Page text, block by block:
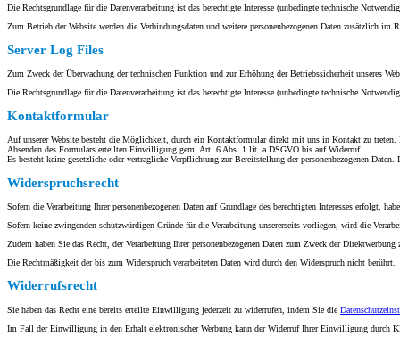
Die Rechtsgrundlage für die Datenverarbeitung ist das berechtigte Interesse (unbedingte technische
Zum Betrieb der Website werden die Verbindungsdaten und weitere personenbezogenen Daten zusätzlich
Server Log Files
Zum Zweck der Überwachung der technischen Funktion und zur Erhöhung der Betriebssicherheit unseres
Die Rechtsgrundlage für die Datenverarbeitung ist das berechtigte Interesse (unbedingte technische
Kontaktformular
Auf unserer Website besteht die Möglichkeit, durch ein Kontaktformular direkt mit uns in Kontakt zu treten.
Absenden des Formulars erteilten Einwilligung gem. Art. 6 Abs. 1 lit. a DSGVO bis auf Widerruf.
Es besteht keine gesetzliche oder vertragliche Verpflichtung zur Bereitstellung der personenbezogenen
Widerspruchsrecht
Sofern die Verarbeitung Ihrer personenbezogenen Daten auf Grundlage des berechtigten Interesses erfolgt,
Sofern keine zwingenden schutzwürdigen Gründe für die Verarbeitung unsererseits vorliegen, wird die
Zudem haben Sie das Recht, der Verarbeitung Ihrer personenbezogenen Daten zum Zweck der
Die Rechtmäßigkeit der bis zum Widerspruch verarbeiteten Daten wird durch den Widerspruch nicht berührt.
Widerrufsrecht
Sie haben das Recht eine bereits erteilte Einwilligung jederzeit zu widerrufen, indem Sie die
Im Fall der Einwilligung in den Erhalt elektronischer Werbung kann der Widerruf Ihrer Einwilligung durch